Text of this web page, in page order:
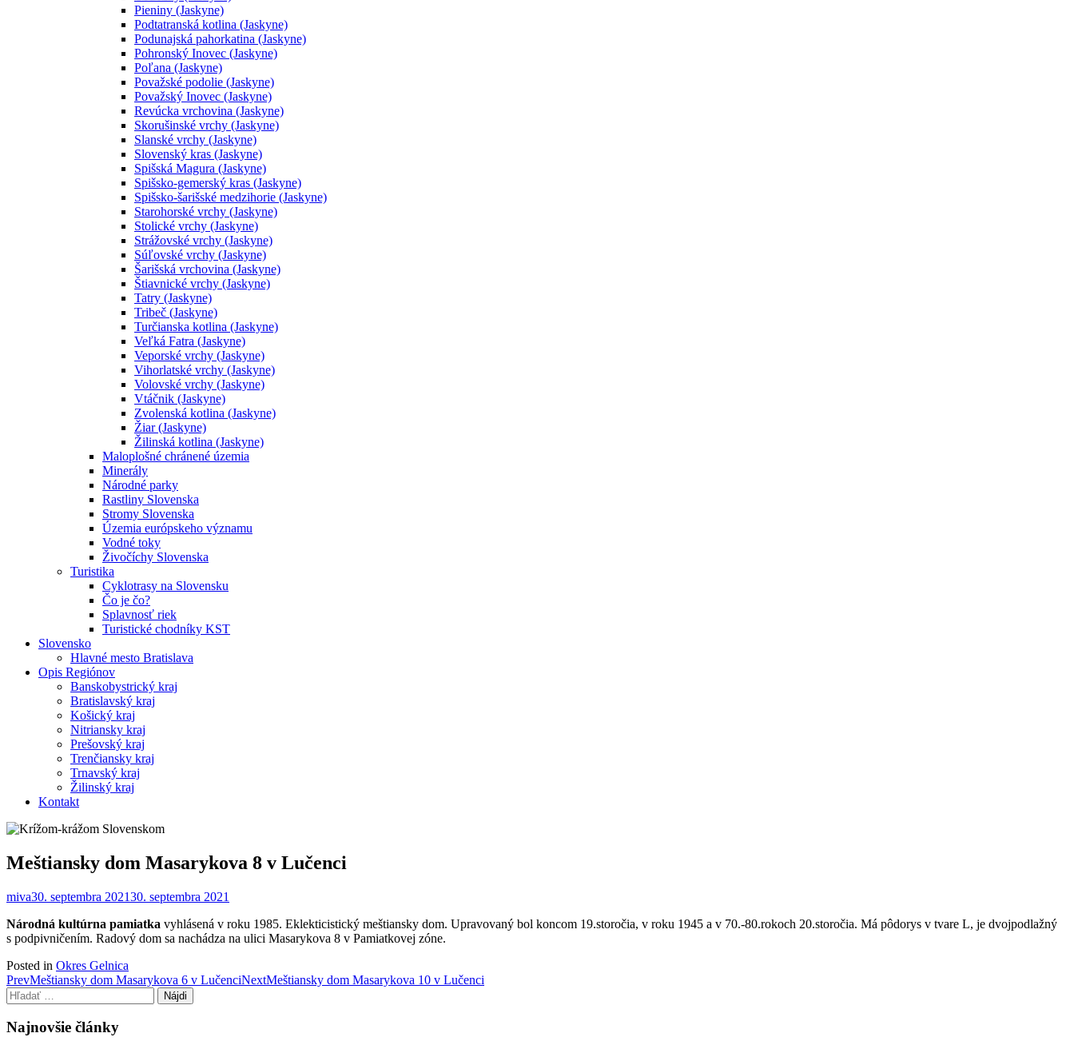
Pieniny (Jaskyne)
Podtatranská kotlina (Jaskyne)
Podunajská pahorkatina (Jaskyne)
Pohronský Inovec (Jaskyne)
Poľana (Jaskyne)
Považské podolie (Jaskyne)
Považský Inovec (Jaskyne)
Revúcka vrchovina (Jaskyne)
Skorušinské vrchy (Jaskyne)
Slanské vrchy (Jaskyne)
Slovenský kras (Jaskyne)
Spišská Magura (Jaskyne)
Spišsko-gemerský kras (Jaskyne)
Spišsko-šarišské medzihorie (Jaskyne)
Starohorské vrchy (Jaskyne)
Stolické vrchy (Jaskyne)
Strážovské vrchy (Jaskyne)
Súľovské vrchy (Jaskyne)
Šarišská vrchovina (Jaskyne)
Štiavnické vrchy (Jaskyne)
Tatry (Jaskyne)
Tribeč (Jaskyne)
Turčianska kotlina (Jaskyne)
Veľká Fatra (Jaskyne)
Veporské vrchy (Jaskyne)
Vihorlatské vrchy (Jaskyne)
Volovské vrchy (Jaskyne)
Vtáčnik (Jaskyne)
Zvolenská kotlina (Jaskyne)
Žiar (Jaskyne)
Žilinská kotlina (Jaskyne)
Maloplošné chránené územia
Minerály
Národné parky
Rastliny Slovenska
Stromy Slovenska
Územia európskeho významu
Vodné toky
Živočíchy Slovenska
Turistika
Cyklotrasy na Slovensku
Čo je čo?
Splavnosť riek
Turistické chodníky KST
Slovensko
Hlavné mesto Bratislava
Opis Regiónov
Banskobystrický kraj
Bratislavský kraj
Košický kraj
Nitriansky kraj
Prešovský kraj
Trenčiansky kraj
Trnavský kraj
Žilinský kraj
Kontakt
Meštiansky dom Masarykova 8 v Lučenci
miva30. septembra 202130. septembra 2021
Národná kultúrna pamiatka vyhlásená v roku 1985. Eklekticistický meštiansky dom. Upravovaný bol koncom 19.storočia, v roku 1945 a v 70.-80.rokoch 20.storočia. Má pôdorys v tvare L, je dvojpodlažný
s podpivničením. Radový dom sa nachádza na ulici Masarykova 8 v Pamiatkovej zóne.
Posted in Okres Gelnica
Post
navigation
PrevMeštiansky dom Masarykova 6 v LučenciNextMeštiansky dom Masarykova 10 v Lučenci
Hľadať:
Najnovšie články